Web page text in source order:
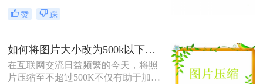
或存储的需求。那么如何压缩照片大
小不大于500k呢？本文将介绍两种将
方法。
赞 踩
如何将图片大小改为500k以下？教你2个不同平台的方法！
在互联网交流日益频繁的今天，将照
片压缩至不超过500K不仅有助于加快